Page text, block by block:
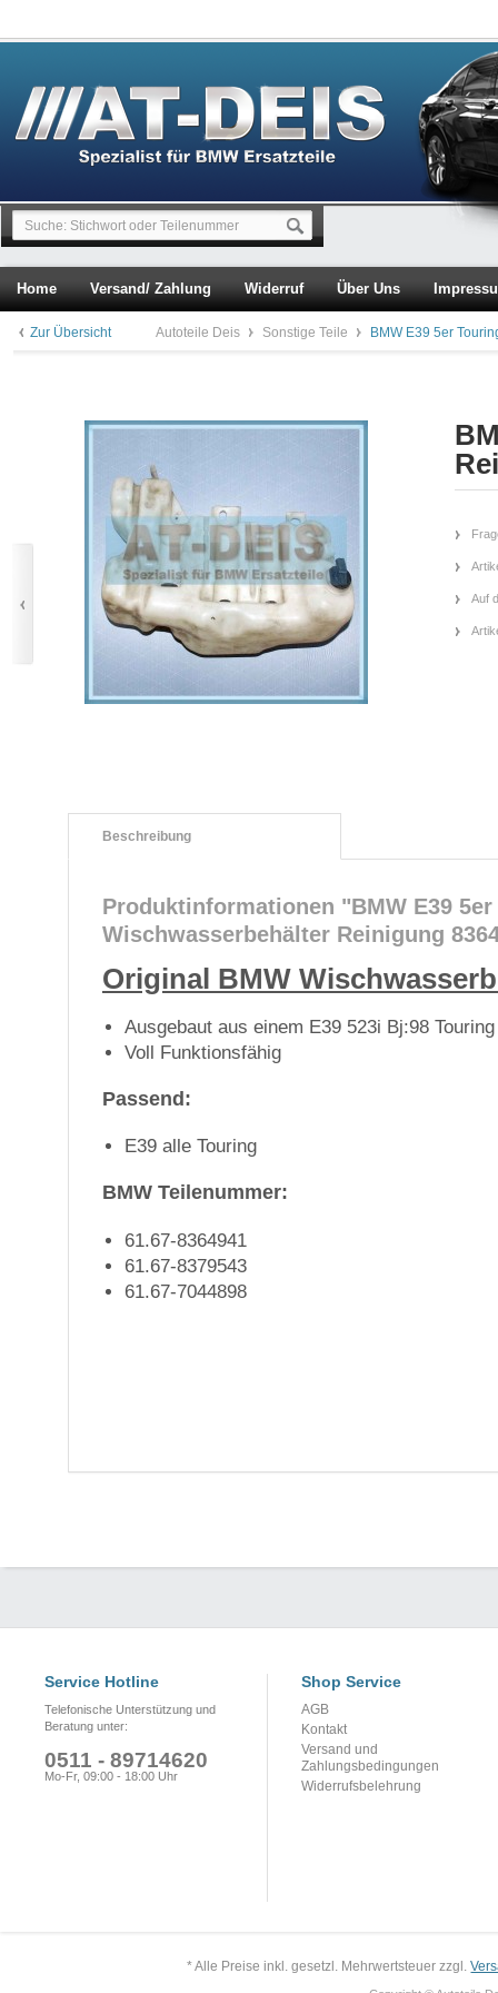
Home Versand/ Zahlung Widerruf Über Uns
Zur Übersicht Autoteile Deis Sonstige Teile BMW E39 5er
Auf
Beschreibung
Produktinformationen "BMW E39
Wischwasserbehälter Reinigung
Original BMW
Ausgebaut aus einem E39 523i Bj:98 Touring
Voll Funktionsfähig
Passend:
E39 alle Touring
BMW Teilenummer:
61.67-8364941
61.67-8379543
61.67-7044898
Service Hotline
Telefonische Unterstützung und
Beratung unter:
0511 - 89714620
Mo-Fr, 09:00 - 18:00 Uhr
Shop Service
AGB
Kontakt
Versand und
Zahlungsbedingungen
Widerrufsbelehrung
* Alle Preise inkl. gesetzl. Mehrwertsteuer zzgl.